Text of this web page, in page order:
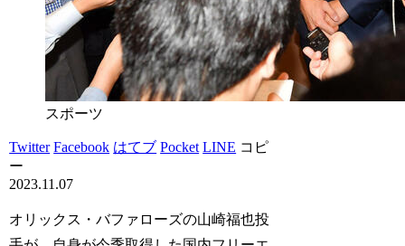
スポーツ
Twitter Facebook はてブ Pocket LINE コピ
ー
2023.11.07
オリックス・バファローズの山崎福也投